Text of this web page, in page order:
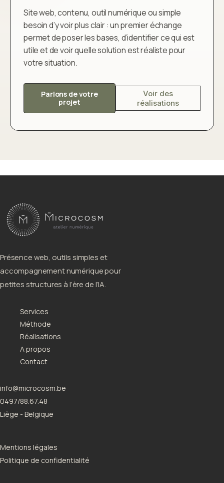
Site web, contenu, outil numérique ou simple
besoin d’y voir plus clair : un premier échange
permet de poser les bases, d’identifier ce qui est
utile et de voir quelle solution est réaliste pour
votre situation.
Parlons de votre
projet
Voir des
réalisations
Présence web, outils simples et
accompagnement numérique pour
petites structures à l’ère de l’IA.
Services
Méthode
Réalisations
A propos
Contact
info@microcosm.be
0497/88.67.48
Liège - Belgique
Mentions légales
Politique de confidentialité